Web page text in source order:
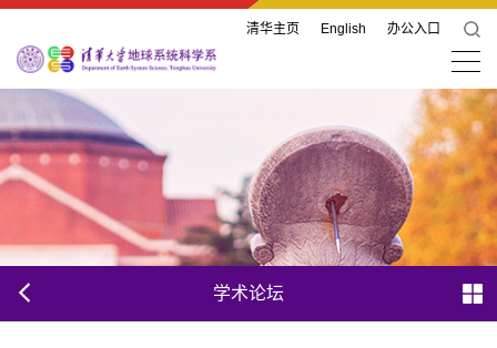
清华主页 English 办公入口
学术论坛